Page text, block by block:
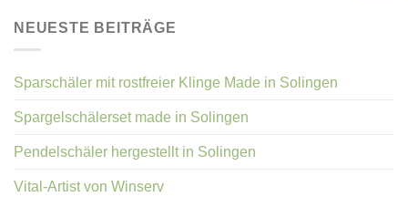
NEUESTE BEITRÄGE
Sparschäler mit rostfreier Klinge Made in Solingen
Spargelschälerset made in Solingen
Pendelschäler hergestellt in Solingen
Vital-Artist von Winserv